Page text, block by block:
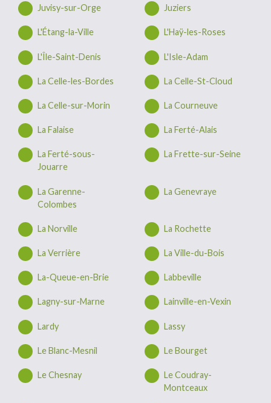
Juvisy-sur-Orge Juziers
L'Étang-la-Ville L'Haÿ-les-Roses
L'Île-Saint-Denis L'Isle-Adam
La Celle-les-Bordes La Celle-St-Cloud
La Celle-sur-Morin La Courneuve
La Falaise La Ferté-Alais
La Ferté-sous-
Jouarre
La Frette-sur-Seine
La Garenne-
Colombes
La Genevraye
La Norville La Rochette
La Verrière La Ville-du-Bois
La-Queue-en-Brie Labbeville
Lagny-sur-Marne Lainville-en-Vexin
Lardy Lassy
Le Blanc-Mesnil Le Bourget
Le Chesnay
Le Coudray-
Montceaux